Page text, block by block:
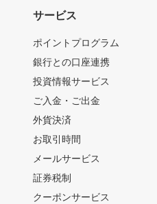
サービス
ポイントプログラム
銀行との口座連携
投資情報サービス
ご入金・ご出金
外貨決済
お取引時間
メールサービス
証券税制
クーポンサービス